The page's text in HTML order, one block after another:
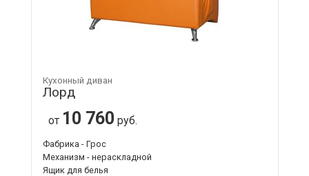
Кухонный диван
Лорд
от 10 760 руб.
Фабрика - Грос
Механизм - нераскладной
Ящик для белья